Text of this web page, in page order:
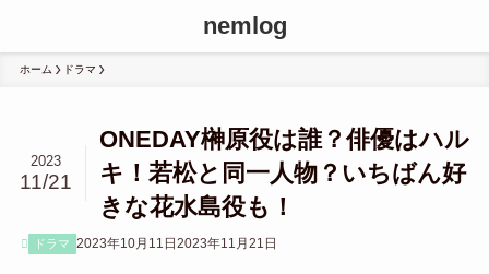
nemlog
ホーム ドラマ
ONEDAY榊原役は誰？俳優はハル
キ！若松と同一人物？いちばん好
きな花水島役も！
2023
11/21
ドラマ 2023年10月11日 2023年11月21日